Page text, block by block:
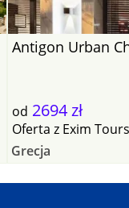
Antigon Urban
od 2694 zł
Oferta z Exim
Grecja